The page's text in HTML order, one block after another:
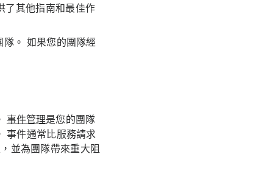
了其他指南和最佳作
。 如果您的團隊經
事件管理是您的團隊
事件通常比服務請求
並為團隊帶來重大阻